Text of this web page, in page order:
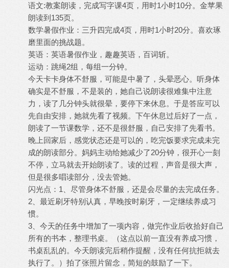
语文:教案朗读，完成写字课4页，用时1小时10分。金苹果
朗读到135页。
数学暑假作业：三升四完成4页，用时1小时20分。喜欢琢
磨里面的挑战题。
英语：英语暑假作业，趣趣英语，百词斩。
运动：跳绳2组，每组一分钟。
今天卡卡身体不舒服，可能是中暑了，头晕恶心。听身体
确实是不舒服，不是装的，她自己说朗读很难集中注意
力，读了几分钟头就很晕，要停下来休息。于是答应可以
先自由安排，她就先看了视频。下午休息过后好了一点，
朗读了一节课数学，还不是很舒服，自己安排了先看书。
晚上回家后，感觉状态还是可以的，吃完饭要求完成未完
成的朗读部分。妈妈主动给她减少了20分钟，很开心一刻
不停，立马就去开始朗读了。读的过程，声音是很大声，
但是很多唱读部分，没去管她。
闪光点：1、尽管身体不舒服，还是会尽量的去完成任务。
2、最近刷牙特别认真，早晚按时刷牙，一定继续养成习
惯。
3、今天的任务中增加了一项内容，做完作业后收拾好自己
所有的书本，整理书桌。（这点以前一直没有养成习惯，
书桌乱乱的。今天朗读完后稍作提醒，没有任何抗拒就去
执行了。）拍了张照片留念，简短的鼓励了一下。